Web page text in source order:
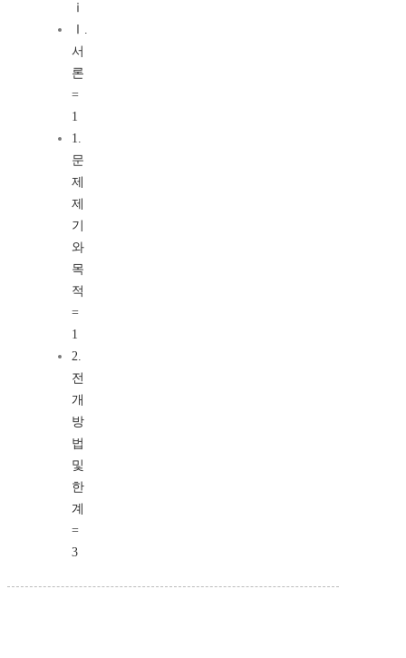
ⅰ
Ⅰ.
서
론
=
1
1.
문
제
제
기
와
목
적
=
1
2.
전
개
방
법
및
한
계
=
3